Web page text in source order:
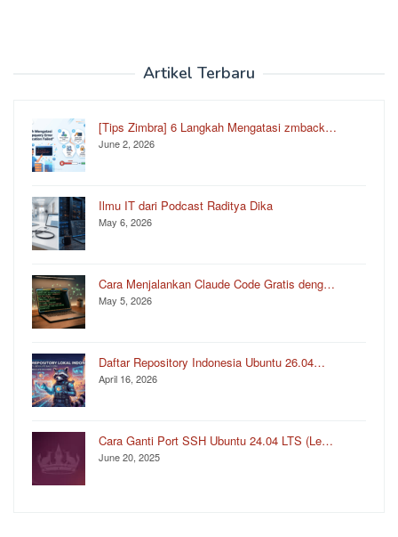
Artikel Terbaru
[Tips Zimbra] 6 Langkah Mengatasi zmback…
June 2, 2026
Ilmu IT dari Podcast Raditya Dika
May 6, 2026
Cara Menjalankan Claude Code Gratis deng…
May 5, 2026
Daftar Repository Indonesia Ubuntu 26.04…
April 16, 2026
Cara Ganti Port SSH Ubuntu 24.04 LTS (Le…
June 20, 2025